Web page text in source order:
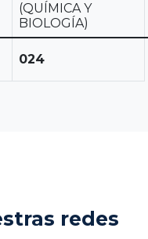
(QUÍMICA Y
BIOLOGÍA)
024
redes